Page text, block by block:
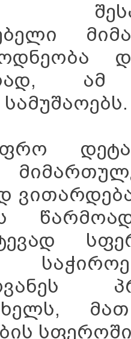
ამ
ხელს,